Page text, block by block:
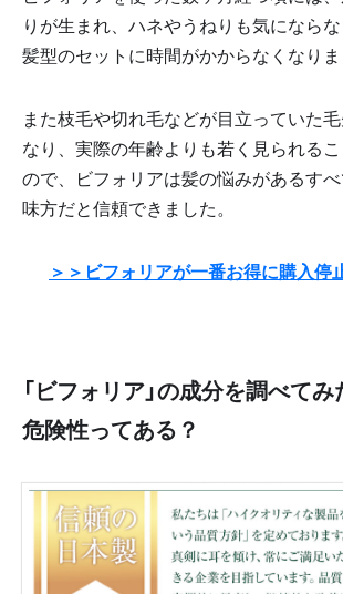
りが生まれ、ハネやうねりも気にならな
髪型のセットに時間がかからなくなりま
また枝毛や切れ毛などが目立っていた
なり、実際の年齢よりも若く見られる
ので、ビフォリアは髪の悩みがあるす
味方だと信頼できました。
＞＞ビフォリアが一番お得に購入停
「ビフォリア」の成分を調べて
危険性ってある？